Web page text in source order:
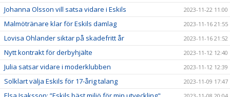
Johanna Olsson vill satsa vidare i Eskils 2023-11-22 11:00
Malmötränare klar för Eskils damlag 2023-11-16 21:55
Lovisa Ohlander siktar på skadefritt år 2023-11-16 21:52
Nytt kontrakt för derbyhjälte 2023-11-12 12:40
Julia satsar vidare i moderklubben 2023-11-12 12:39
Solklart välja Eskils för 17-årig talang 2023-11-09 17:47